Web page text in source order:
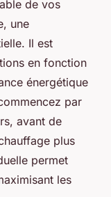
de vos
une
Il est
en fonction
énergétique
par
avant de
plus
permet
les